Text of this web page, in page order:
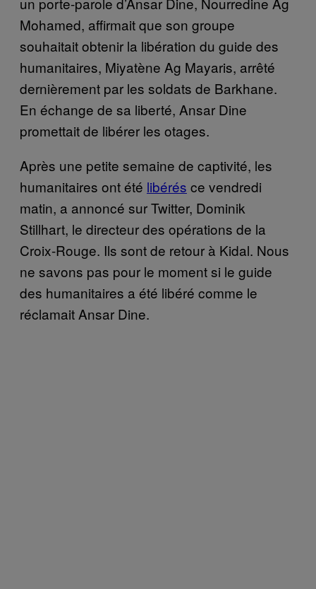
Mohamed, affirmaitque son groupe
souhaitait obtenir la libération du guide des
humanitaires, Miyatène Ag Mayaris, arrêté
dernièrement par les soldats de Barkhane.
En échange de sa liberté, Ansar Dine
promettait de libérer les otages.
Après une petite semaine de captivité, les
humanitaires ont été libérés ce vendredi
matin, a annoncé sur Twitter, Dominik
Stillhart, le directeur des opérations de la
Croix-Rouge. Ils sont de retour à Kidal. Nous
ne savons pas pour le moment si le guide
des humanitaires a été libéré comme le
réclamait Ansar Dine.